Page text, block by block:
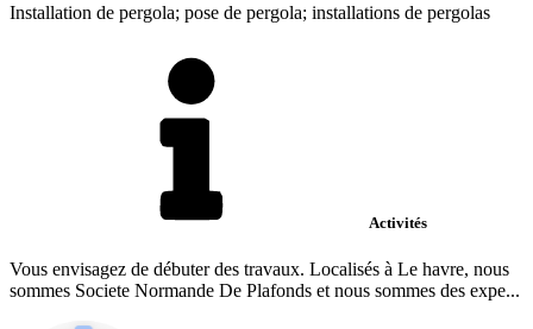
Installation de pergola; pose de pergola; installations de pergolas
Activités
Vous envisagez de débuter des travaux. Localisés à Le havre, nous
sommes Societe Normande De Plafonds et nous sommes des expe...